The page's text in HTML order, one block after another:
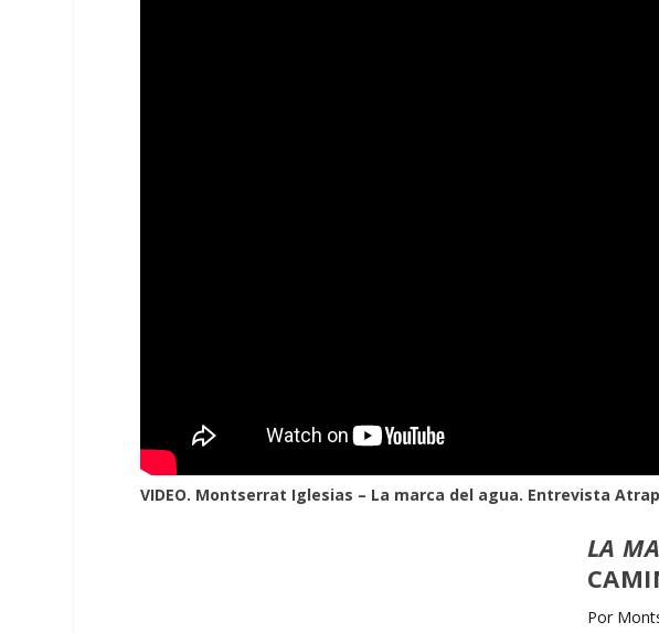
VIDEO. Montserrat Iglesias – La marca del agua. Entrevista
LA
Por